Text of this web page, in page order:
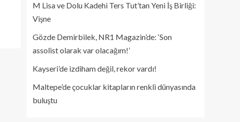
M Lisa ve Dolu Kadehi Ters Tut’tan Yeni İş Birliği:
Vişne
Gözde Demirbilek, NR1 Magazin’de: ‘Son
assolist olarak var olacağım!’
Kayseri’de izdiham değil, rekor vardı!
Maltepe’de çocuklar kitapların renkli dünyasında
buluştu